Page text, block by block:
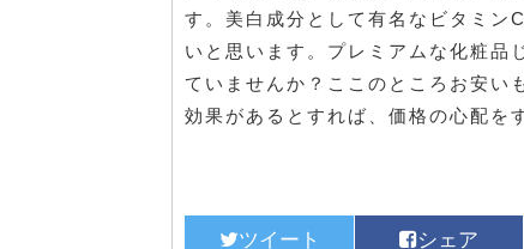
す。美白成分として有名なビタミン
いと思います。プレミアムな化粧品
ていませんか？ここのところお安い
効果があるとすれば、価格の心配を